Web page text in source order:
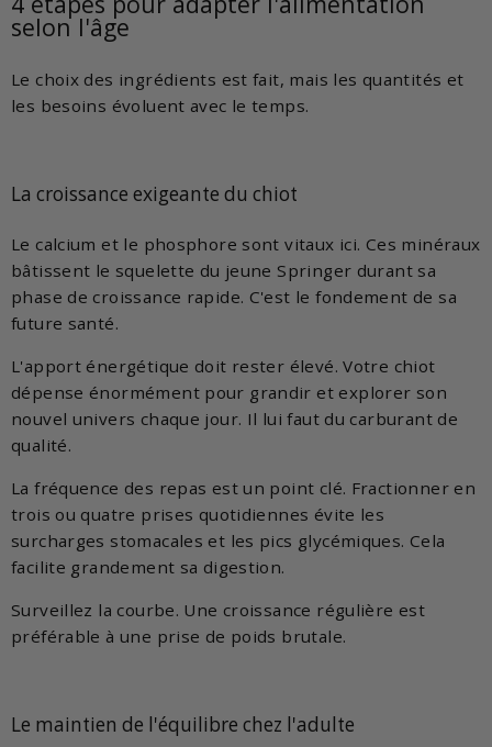
selon l'âge
Le choix des ingrédients est fait, mais les quantités et
les besoins évoluent avec le temps.
La croissance exigeante du chiot
Le calcium et le phosphore sont vitaux ici. Ces minéraux
bâtissent le squelette du jeune Springer durant sa
phase de croissance rapide. C'est le fondement de sa
future santé.
L'apport énergétique doit rester élevé. Votre chiot
dépense énormément pour grandir et explorer son
nouvel univers chaque jour. Il lui faut du carburant de
qualité.
La fréquence des repas est un point clé. Fractionner en
trois ou quatre prises quotidiennes évite les
surcharges stomacales et les pics glycémiques. Cela
facilite grandement sa digestion.
Surveillez la courbe. Une croissance régulière est
préférable à une prise de poids brutale.
Le maintien de l'équilibre chez l'adulte